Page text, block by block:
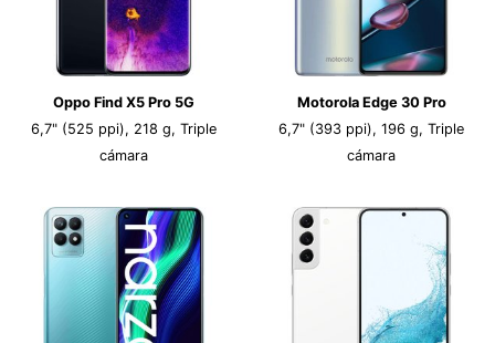
Oppo Find X5 Pro 5G
6,7" (525 ppi), 218 g, Triple
cámara
Motorola Edge 30 Pro
6,7" (393 ppi), 196 g, Triple
cámara